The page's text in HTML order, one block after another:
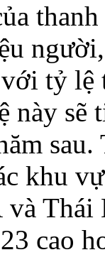
tỷ
này sẽ
khu
cao